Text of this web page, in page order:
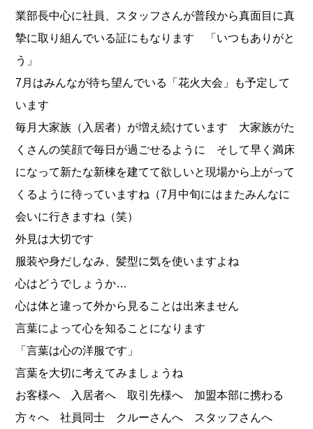
業部長中心に社員、スタッフさんが普段から真面目に真
摯に取り組んでいる証にもなります 「いつもありがと
う」
7月はみんなが待ち望んでいる「花火大会」も予定して
います
毎月大家族（入居者）が増え続けています 大家族がた
くさんの笑顔で毎日が過ごせるように そして早く満床
になって新たな新棟を建てて欲しいと現場から上がって
くるように待っていますね（7月中旬にはまたみんなに
会いに行きますね（笑）
外見は大切です
服装や身だしなみ、髪型に気を使いますよね
心はどうでしょうか…
心は体と違って外から見ることは出来ません
言葉によって心を知ることになります
「言葉は心の洋服です」
言葉を大切に考えてみましょうね
お客様へ 入居者へ 取引先様へ 加盟本部に携わる
方々へ 社員同士 クルーさんへ スタッフさんへ